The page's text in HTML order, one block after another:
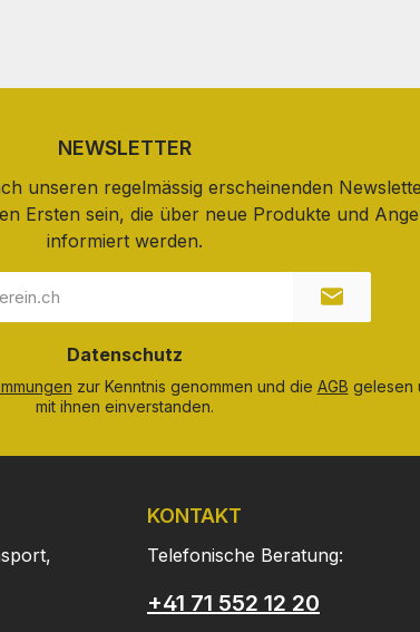
NEWSLETTER
unseren regelmässig erscheinenden
Ersten sein, die über neue Produkte und
informiert werden.
Datenschutz
zur Kenntnis genommen und die AGB gelesen
mit ihnen einverstanden.
KONTAKT
Telefonische Beratung:
+41 71 552 12 20